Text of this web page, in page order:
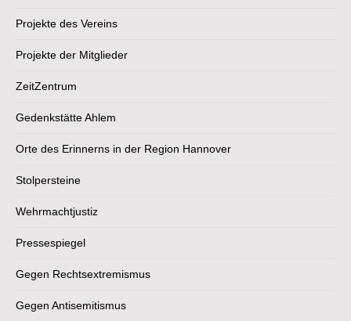
Projekte des Vereins
Projekte der Mitglieder
ZeitZentrum
Gedenkstätte Ahlem
Orte des Erinnerns in der Region Hannover
Stolpersteine
Wehrmachtjustiz
Pressespiegel
Gegen Rechtsextremismus
Gegen Antisemitismus